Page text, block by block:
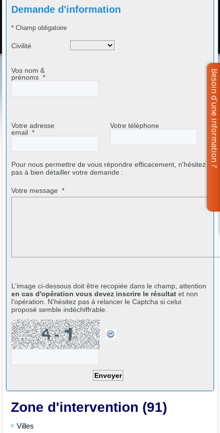
Demande d'information
* Champ obligatoire
Civilité
Vos nom &
prénoms*
Votre adresse
email*
Votre téléphone
Pour nous permettre de vous répondre efficacement, n'hésitez
pas à bien détailler votre demande :
Votre message*
L'image ci-dessous doit être recopiée dans le champ, attention
en cas d'opération vous devez inscrire le résultat et non
l'opération. N'hésitez pas à relancer le Captcha si celui
proposé semble indéchiffrable.
Zone d'intervention (91)
Villes